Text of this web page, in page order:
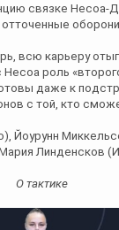
связке
всю карьеру
роль
даже к
с той, кто
Йоурунн
Линденсков
О тактике